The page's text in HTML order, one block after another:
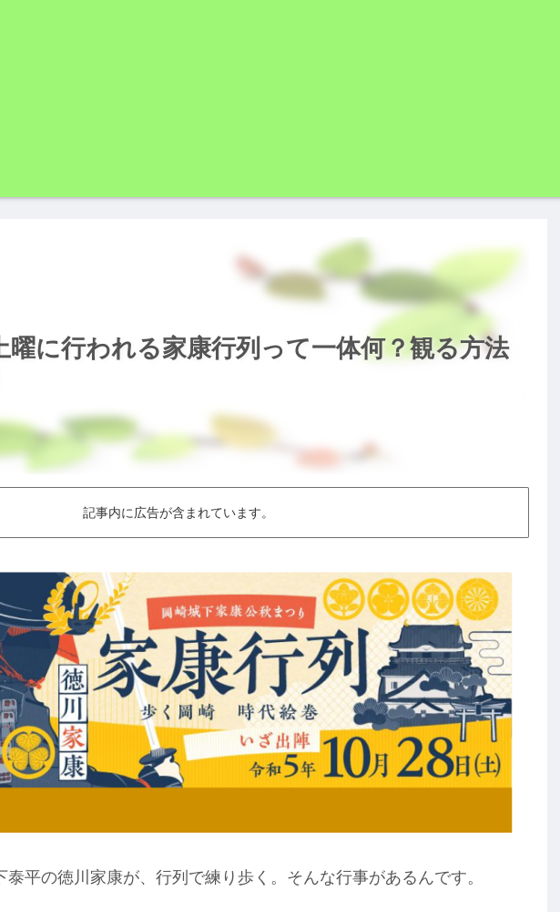
曜に行われる家康行列って一体何？観る方法
記事内に広告が含まれています。
平の徳川家康が、行列で練り歩く。そんな行事があるんです。